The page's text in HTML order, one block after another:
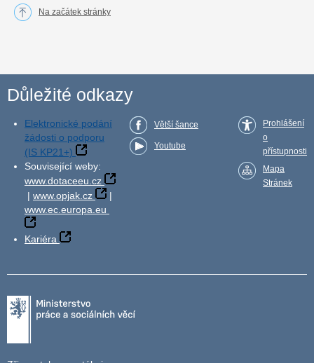
Na začátek stránky
Důležité odkazy
Elektronické podání
žádosti o podporu
(IS KP21+)
Související weby:
www.dotaceeu.cz
| www.opjak.cz
|
www.ec.europa.eu
Kariéra
Větší šance
Youtube
Prohlášení
o
přístupnosti
Mapa
Stránek